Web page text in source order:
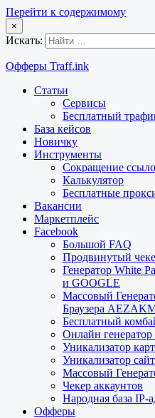
Перейти к содержимому
×
Искать:
Офферы Traff.ink
Статьи
Сервисы
Бесплатный
База кейсов
Новичку
Инструменты
Сокращение
Калькулятор
Бесплатные
Вакансии
Маркетплейс
Facebook
Большой FAQ
Продвинутый
Генератор White
и GOOGLE
Массовый
Браузера
Бесплатный
Онлайн
Уникализатор
Уникализатор
Массовый
Чекер аккаунтов
Народная база IP-
Офферы